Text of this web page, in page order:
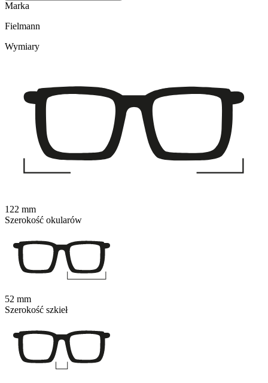
Marka
Fielmann
Wymiary
122 mm
Szerokość okularów
52 mm
Szerokość szkieł